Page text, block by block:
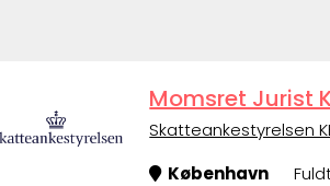
Momsret Jurist
Skatteankestyrelsen
København